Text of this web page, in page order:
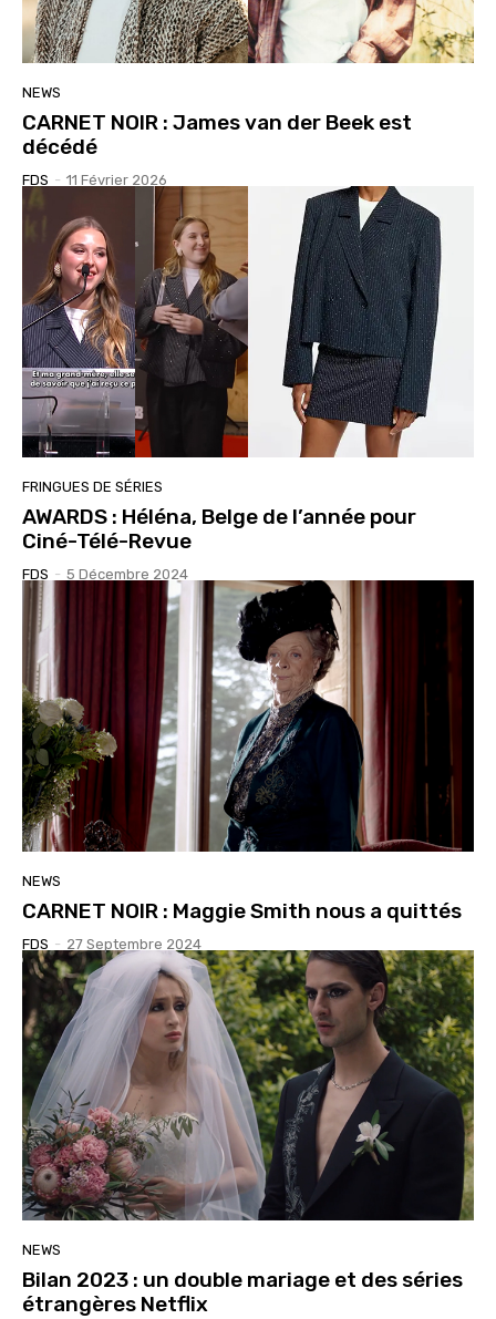
NEWS
CARNET NOIR : James van der Beek est
décédé
FDS - 11 Février 2026
FRINGUES DE SÉRIES
AWARDS : Héléna, Belge de l’année pour
Ciné-Télé-Revue
FDS - 5 Décembre 2024
NEWS
CARNET NOIR : Maggie Smith nous a quittés
FDS - 27 Septembre 2024
NEWS
Bilan 2023 : un double mariage et des séries
étrangères Netflix